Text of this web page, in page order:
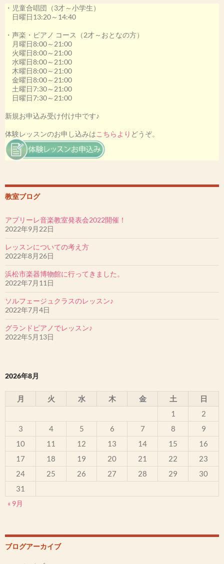
その他、アプリーレの生徒さん20名が受賞いたしました。
私も最優秀指導者賞を受賞いたしました。
［第53回カワイ音楽コンクール2020］
-本選出場決定-
井上わかなさん
小林ゆいかさん
その他、アプリーレの生徒さん18名が受賞いたしました。
この年は、コロナウイルスの影響により本選大会が中止になってし
まいましたが、素晴らしい演奏でした。
[第52回カワイ音楽コンクール2019]
本選大会にて、
松尾ゆうなさん 優勝(金賞)
日向野こうさん 銀賞
その他、アプリーレの生徒さん17名が受賞いたしました。
♪2019ミュージカル「アニー」アニー役・孤児役オーディション♪
森田みなもさん・堤まあやさんが歌の３次審査を通過しました。
戸口あやかさんが表彰されました。
・児童合唱団（3才～小学生）
日曜日13:20～14:40
・声楽・ピアノ コース（2才～おとなの方）
月曜日8:00～21:00
火曜日8:00～21:00
水曜日8:00～21:00
木曜日8:00～21:00
金曜日8:00～21:00
土曜日7:30～21:00
日曜日7:30～21:00
新規お申込み受け付け中です♪
体験レッスンのお申し込みはこちらより どうぞ。
教室ブログ
アプリーレ音楽教室発表会2022開催！
2022年9月22日
レッスンについての考え方
2022年8月26日
浜松市楽器博物館に行ってきました。
2022年7月11日
ソルフェージュクラスのレッスン♪
2022年7月4日
グランドピアノでレッスン♪
2022年5月13日
2026年8月
月 火 水 木 金 土
日
1
2
3
4 5 6 7 8
9
10
11 12 13 14 15
16
17
18 19 20 21 22
23
24
25 26 27 28 29
30
31
« 9月
ブログアーカイブ